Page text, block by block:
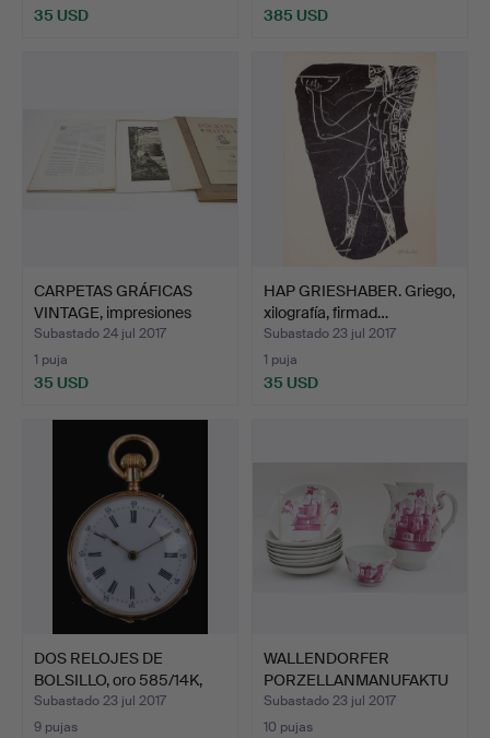
35 USD 385 USD
CARPETAS GRÁFICAS
VINTAGE, impresiones
sob…
Subastado 24 jul 2017
1 puja
35 USD
HAP GRIESHABER. Griego,
xilografía, firmad…
Subastado 23 jul 2017
1 puja
35 USD
DOS RELOJES DE
BOLSILLO, oro 585/14K,
cuer…
Subastado 23 jul 2017
9 pujas
WALLENDORFER
PORZELLANMANUFAKTU
R. Tetera y…
Subastado 23 jul 2017
10 pujas